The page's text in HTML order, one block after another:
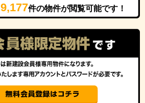
9,177件の物件が閲覧可能です！